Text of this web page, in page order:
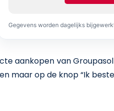
Gegevens worden dagelijks
aankopen van
maar op de knop “Ik